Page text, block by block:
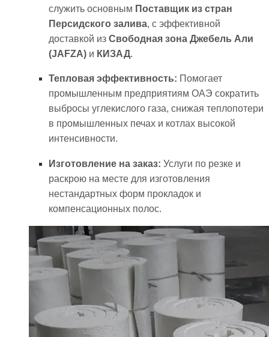
служить основным Поставщик из стран
Персидского залива, с эффективной
доставкой из Свободная зона Джебель Али
(JAFZA)и КИЗАД.
Тепловая эффективность: Помогает
промышленным предприятиям ОАЭ сократить
выбросы углекислого газа, снижая теплопотери
в промышленных печах и котлах высокой
интенсивности.
Изготовление на заказ: Услуги по резке и
раскрою на месте для изготовления
нестандартных форм прокладок и
компенсационных полос.